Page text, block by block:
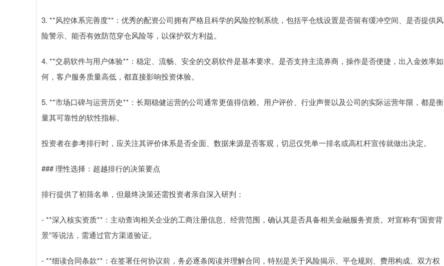
3. **风控体系完善度**：优秀的配资公司拥有严格且科学的风险控制系统，包括平仓线设置是否留有缓冲空间、是否提供风
险警示、能否有效防范穿仓风险等，以保护双方利益。
4. **交易软件与用户体验**：稳定、流畅、安全的交易软件是基本要求。是否支持主流券商，操作是否便捷，出入金效率如
何，客户服务质量高低，都直接影响投资体验。
5. **市场口碑与运营历史**：长期稳健运营的公司通常更值得信赖。用户评价、行业声誉以及公司的实际运营年限，都是衡
量其可靠性的软性指标。
投资者在参考排行时，应关注其评价体系是否全面、数据来源是否客观，切忌仅凭单一排名或高杠杆宣传就做出决定。
### 理性选择：超越排行的决策要点
排行提供了初筛名单，但最终决策还需投资者亲自深入研判：
- **深入核实资质**：主动查询相关企业的工商注册信息、经营范围，确认其是否具备相关金融服务资质。对宣称有“国资背
景”等说法，需通过官方渠道验证。
- **细读合同条款**：在签署任何协议前，务必逐条阅读并理解合同，特别是关于风险揭示、平仓规则、费用构成、双方权